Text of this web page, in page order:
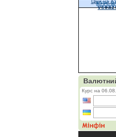
Ціни на
КУРС